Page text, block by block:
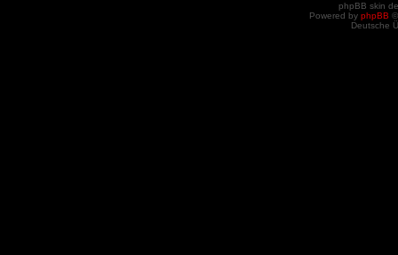
phpBB skin
Powered by phpBB
Deutsche